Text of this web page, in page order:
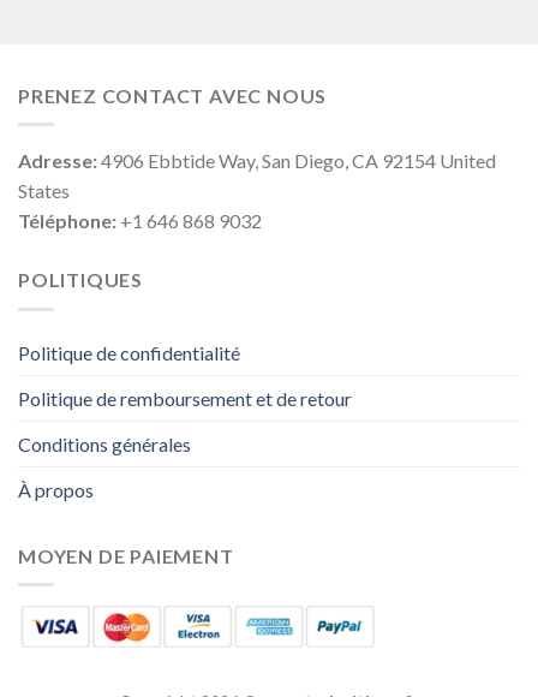
PRENEZ CONTACT AVEC NOUS
Adresse:4906 Ebbtide Way, San Diego, CA 92154 United
States
Téléphone: +1 646 868 9032
POLITIQUES
Politique de confidentialité
Politique de remboursement et de retour
Conditions générales
À propos
MOYEN DE PAIEMENT